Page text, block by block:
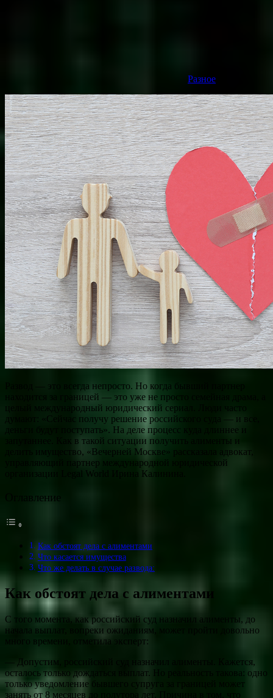
Разное
Развод — это всегда непросто. Но когда бывший партнер
находится за границей — это уже не просто семейная драма, а
целый международный юридический сериал. Люди часто
думают: «Сейчас получу решение российского суда — и все,
деньги будут поступать». На деле процесс куда длиннее и
запутаннее. Как в такой ситуации получить алименты и
делить имущество, «Вечерней Москве» рассказала адвокат,
управляющий партнер международной юридической
организации Legal World Ирина Калинина.
Оглавление
Как обстоят дела с алиментами
Что касается имущества
Что же делать в случае развода:
Как обстоят дела с алиментами
С того момента, как российский суд назначил алименты, до
начала выплат, вопреки ожиданиям, может пройти довольно
много времени, отметила эксперт:
— Допустим, российский суд назначил алименты. Кажется,
осталось только дождаться выплат. Но реальность такова: одно
только уведомление бывшего супруга за границей может
занять от 8 месяцев до полутора лет. Причина в том, что